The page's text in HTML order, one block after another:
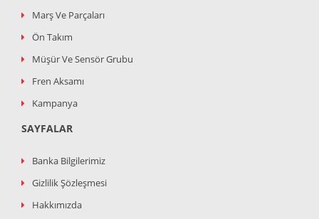
Marş Ve Parçaları
Ön Takım
Müşür Ve Sensör Grubu
Fren Aksamı
Kampanya
SAYFALAR
Banka Bilgilerimiz
Gizlilik Şözleşmesi
Hakkımızda